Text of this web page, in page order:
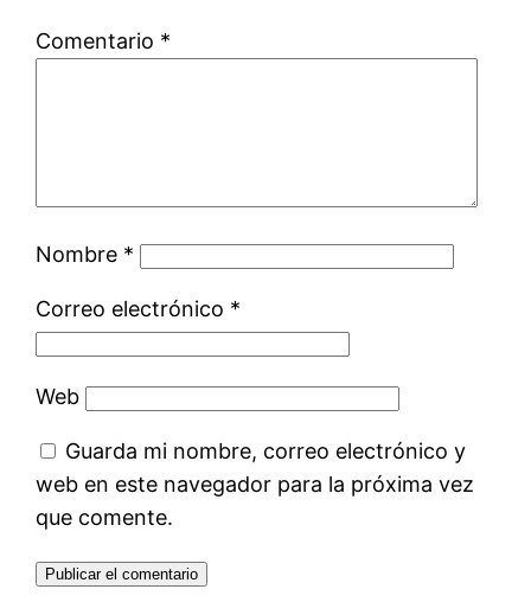
Comentario *
Nombre *
Correo electrónico *
Web
Guarda mi nombre, correo electrónico y
web en este navegador para la próxima vez
que comente.